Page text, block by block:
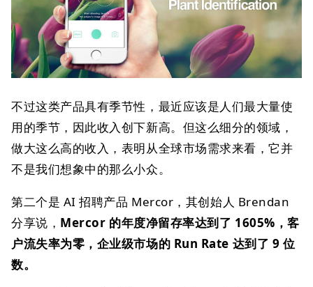
不过这类产品具有季节性，最近应该是人们最大量使
用的季节，因此收入创下新高。但这么细分的领域，
做大这么高的收入，表明从全球市场需求来看，它并
不是我们想象中的那么小众。
第二个是 AI 招聘产品 Mercor，其创始人 Brendan
分享说， Mercor 的年度净留存率达到了 1605%，客
户流失率为零，企业级市场的 Run Rate 达到了 9 位
数。